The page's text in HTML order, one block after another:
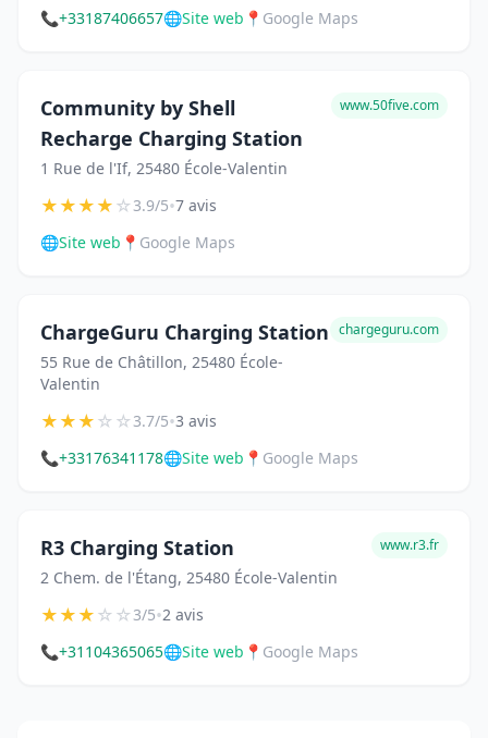
📞+33187406657🌐Site web 📍 Google Maps
Community by Shell
Recharge Charging Station
1 Rue de l'If, 25480 École-Valentin
www.50five.com
★★★★☆3.9/5•7 avis
🌐Site web 📍 Google Maps
ChargeGuru Charging Station
55 Rue de Châtillon, 25480 École-
Valentin
chargeguru.com
★★★☆☆3.7/5•3 avis
📞+33176341178🌐Site web 📍 Google Maps
R3 Charging Station
2 Chem. de l'Étang, 25480 École-Valentin
www.r3.fr
★★★☆☆3/5•2 avis
📞+31104365065🌐Site web 📍 Google Maps